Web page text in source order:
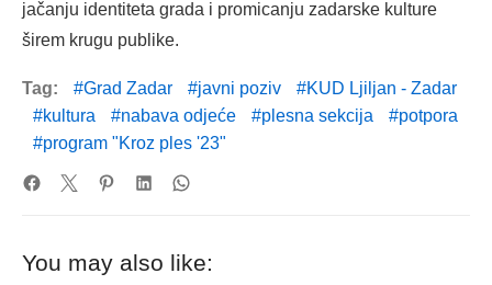
jačanju identiteta grada i promicanju zadarske kulture
širem krugu publike.
Tag: Grad Zadar javni poziv
KUD Ljiljan - Zadar
kultura
nabava odjeće plesna sekcija
potpora
program "Kroz ples '23"
You may also like: